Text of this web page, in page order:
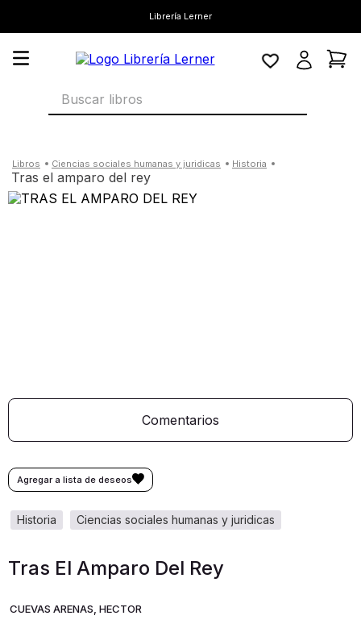
Librería Lerner
Buscar libros
ciencias sociales humanas y juridicas historia
tras el amparo del rey
Comentarios
ciencias sociales humanas y juridicas
historia
Tras El Amparo Del Rey
CUEVAS ARENAS, HECTOR